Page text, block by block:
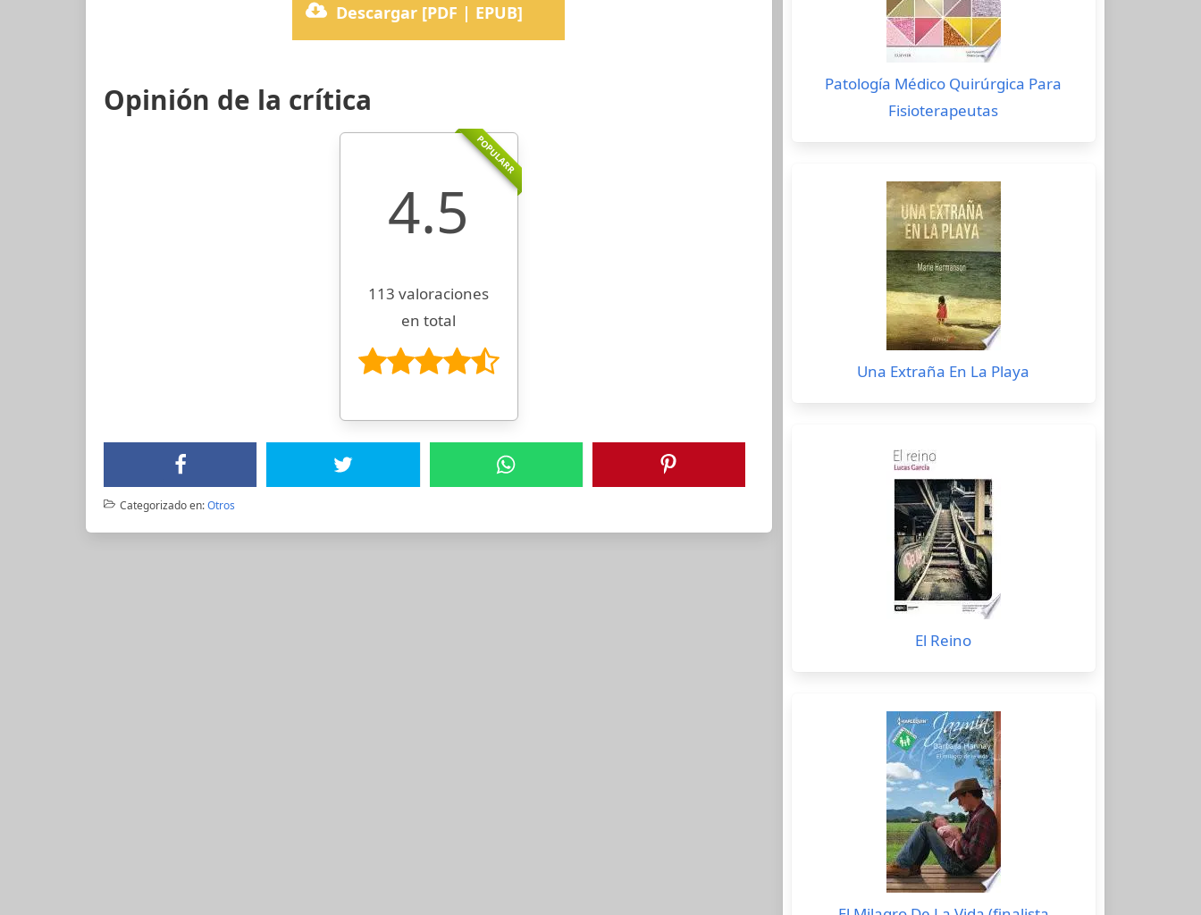
Descargar [PDF | EPUB]
Opinión de la crítica
POPULARR
4.5
113 valoraciones
en total
Categorizado en:Otros
Patología Médico Quirúrgica Para
Fisioterapeutas
Una Extraña En La Playa
El Reino